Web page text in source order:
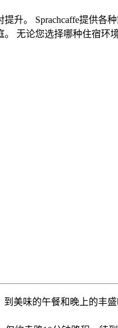
升。 Sprachcaffe提供各
无论您选择哪种住宿环
美味的午餐和晚上的丰